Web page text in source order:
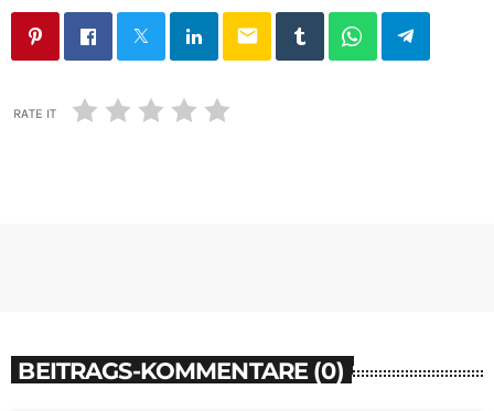
email
RATE IT
BEITRAGS-KOMMENTARE (0)